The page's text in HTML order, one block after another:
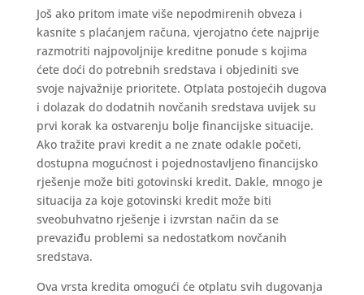
Još ako pritom imate više nepodmirenih obveza i
kasnite s plaćanjem računa, vjerojatno ćete najprije
razmotriti najpovoljnije kreditne ponude s kojima
ćete doći do potrebnih sredstava i objediniti sve
svoje najvažnije prioritete. Otplata postojećih dugova
i dolazak do dodatnih novčanih sredstava uvijek su
prvi korak ka ostvarenju bolje financijske situacije.
Ako tražite pravi kredit a ne znate odakle početi,
dostupna mogućnost i pojednostavljeno financijsko
rješenje može biti gotovinski kredit. Dakle, mnogo je
situacija za koje gotovinski kredit može biti
sveobuhvatno rješenje i izvrstan način da se
prevaziđu problemi sa nedostatkom novčanih
sredstava.
Ova vrsta kredita omogući će otplatu svih dugovanja